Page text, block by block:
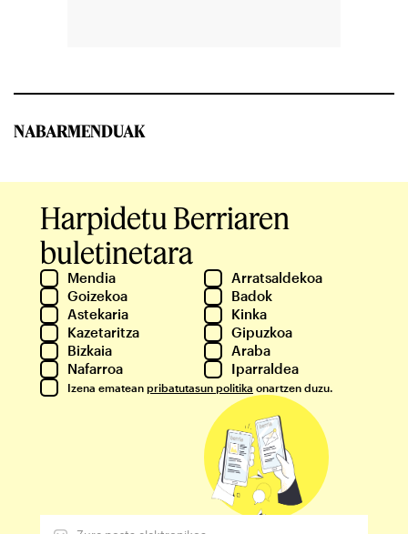
NABARMENDUAK
Harpidetu Berriaren
buletinetara
Mendia
Arratsaldekoa
Goizekoa
Badok
Astekaria
Kinka
Kazetaritza
Gipuzkoa
Bizkaia
Araba
Nafarroa
Iparraldea
Izena ematean pribatutasun politika onartzen duzu.